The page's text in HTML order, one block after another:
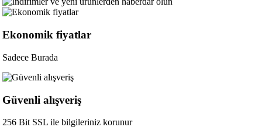
Ekonomik fiyatlar
Sadece Burada
Güvenli alışveriş
256 Bit SSL ile bilgileriniz korunur